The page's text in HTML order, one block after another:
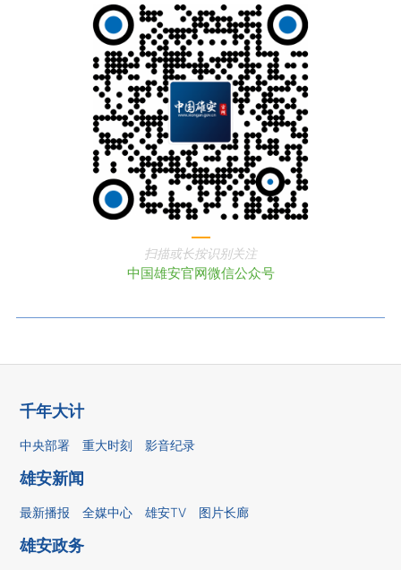
扫描或长按识别关注
中国雄安官网微信公众号
千年大计
中央部署 重大时刻 影音纪录
雄安新闻
最新播报 全媒中心 雄安TV 图片长廊
雄安政务